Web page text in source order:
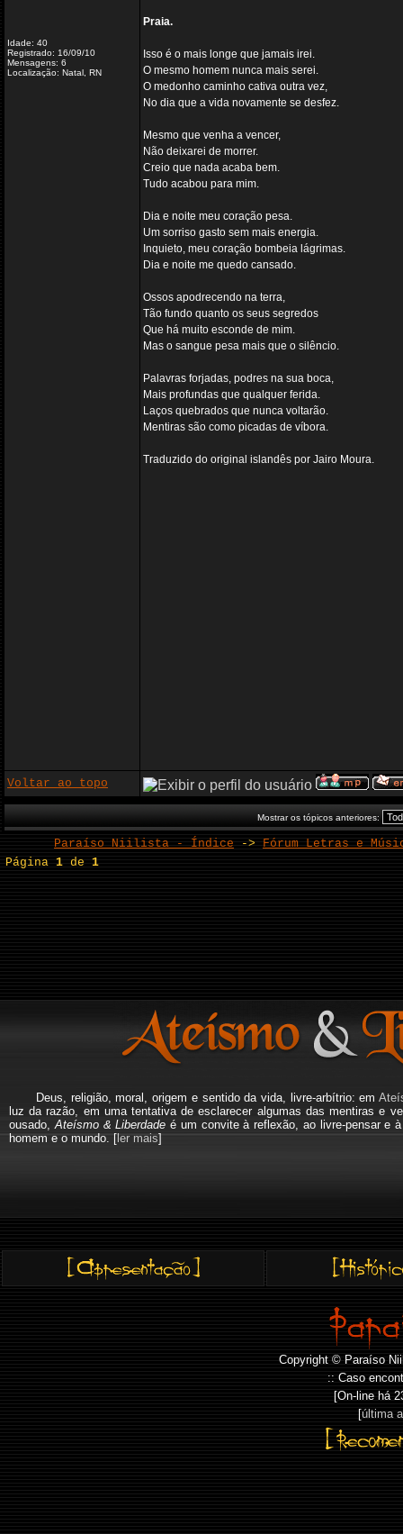
Idade: 40
Registrado: 16/09/10
Mensagens: 6
Localização: Natal, RN
Praia.
Isso é o mais longe que jamais irei.
O mesmo homem nunca mais serei.
O medonho caminho cativa outra vez,
No dia que a vida novamente se desfez.
Mesmo que venha a vencer,
Não deixarei de morrer.
Creio que nada acaba bem.
Tudo acabou para mim.
Dia e noite meu coração pesa.
Um sorriso gasto sem mais energia.
Inquieto, meu coração bombeia lágrimas.
Dia e noite me quedo cansado.
Ossos apodrecendo na terra,
Tão fundo quanto os seus segredos
Que há muito esconde de mim.
Mas o sangue pesa mais que o silêncio.
Palavras forjadas, podres na sua boca,
Mais profundas que qualquer ferida.
Laços quebrados que nunca voltarão.
Mentiras são como picadas de víbora.
Traduzido do original islandês por Jairo Moura.
Voltar ao topo
Mostrar os tópicos anteriores:
Paraíso Niilista - Índice -> Fórum Letras e
Página1 de1
Deus, religião, moral, origem e sentido da vida, livre-arbítrio: em
luz da razão, em uma tentativa de esclarecer algumas das mentiras e
ousado, Ateísmo & Liberdade é um convite à reflexão, ao livre-pensar e
homem e o mundo. [ler mais]
Copyright © Paraíso
:: Caso
[On-line há
[última